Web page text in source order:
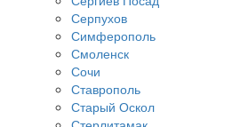
Серпухов
Симферополь
Смоленск
Сочи
Ставрополь
Старый Оскол